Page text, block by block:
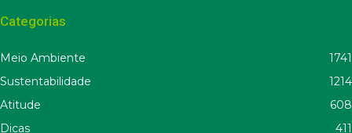
Categorias
Meio Ambiente
1741
Sustentabilidade
1214
Atitude
608
Dicas
411